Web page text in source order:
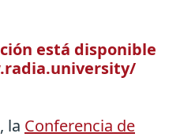
está disponible
, la Conferencia de